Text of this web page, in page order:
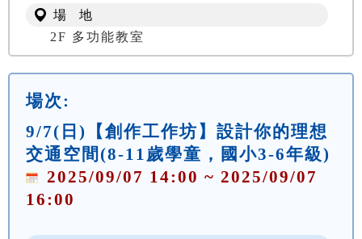
場 地
2F 多功能教室
場次:
9/7(日)【創作工作坊】設計你的理想
交通空間(8-11歲學童，國小3-6年級)
2025/09/07 14:00 ~ 2025/09/07
16:00